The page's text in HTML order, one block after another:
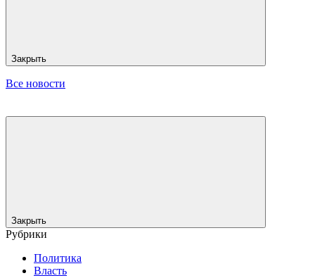
Закрыть
Все новости
Закрыть
Рубрики
Политика
Власть